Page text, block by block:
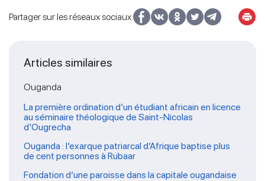
Partager sur les réseaux sociaux:
Articles similaires
Ouganda
La première ordination d’un étudiant africain en licence
au séminaire théologique de Saint-Nicolas
d’Ougrecha
Ouganda : l’exarque patriarcal d’Afrique baptise plus
de cent personnes à Rubaar
Fondation d’une paroisse dans la capitale ougandaise